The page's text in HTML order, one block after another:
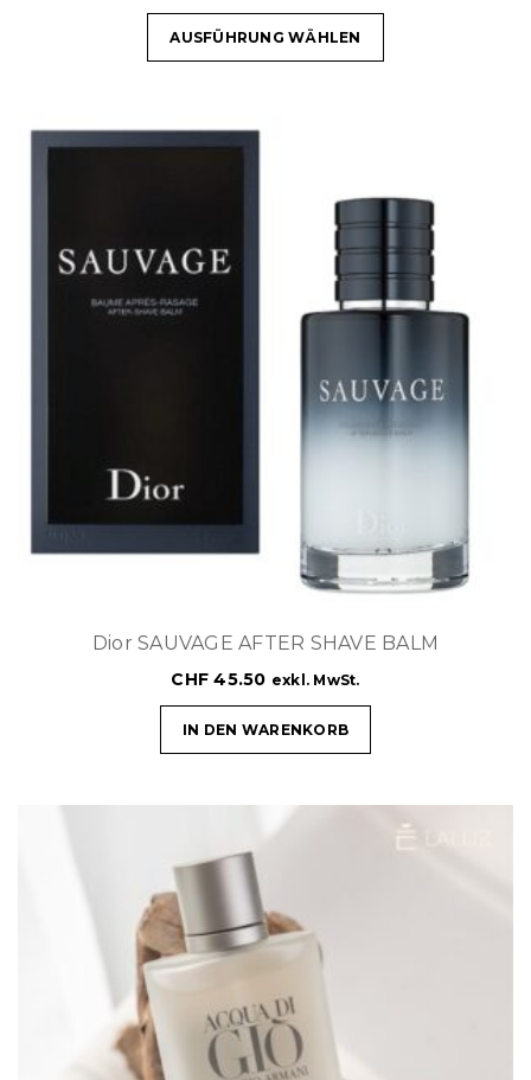
AUSFÜHRUNG WÄHLEN
Dior SAUVAGE AFTER SHAVE BALM
CHF 45.50 exkl. MwSt.
IN DEN WARENKORB